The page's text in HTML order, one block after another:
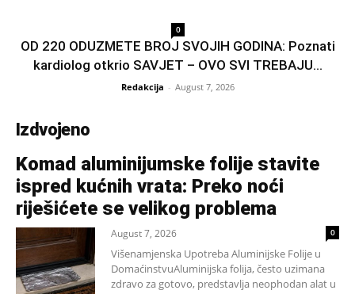
0
OD 220 ODUZMETE BROJ SVOJIH GODINA: Poznati
kardiolog otkrio SAVJET – OVO SVI TREBAJU...
Redakcija - August 7, 2026
Izdvojeno
Komad aluminijumske folije stavite
ispred kućnih vrata: Preko noći
riješićete se velikog problema
August 7, 2026 0
Višenamjenska Upotreba Aluminijske Folije u
DomaćinstvuAluminijska folija, često uzimana
zdravo za gotovo, predstavlja neophodan alat u